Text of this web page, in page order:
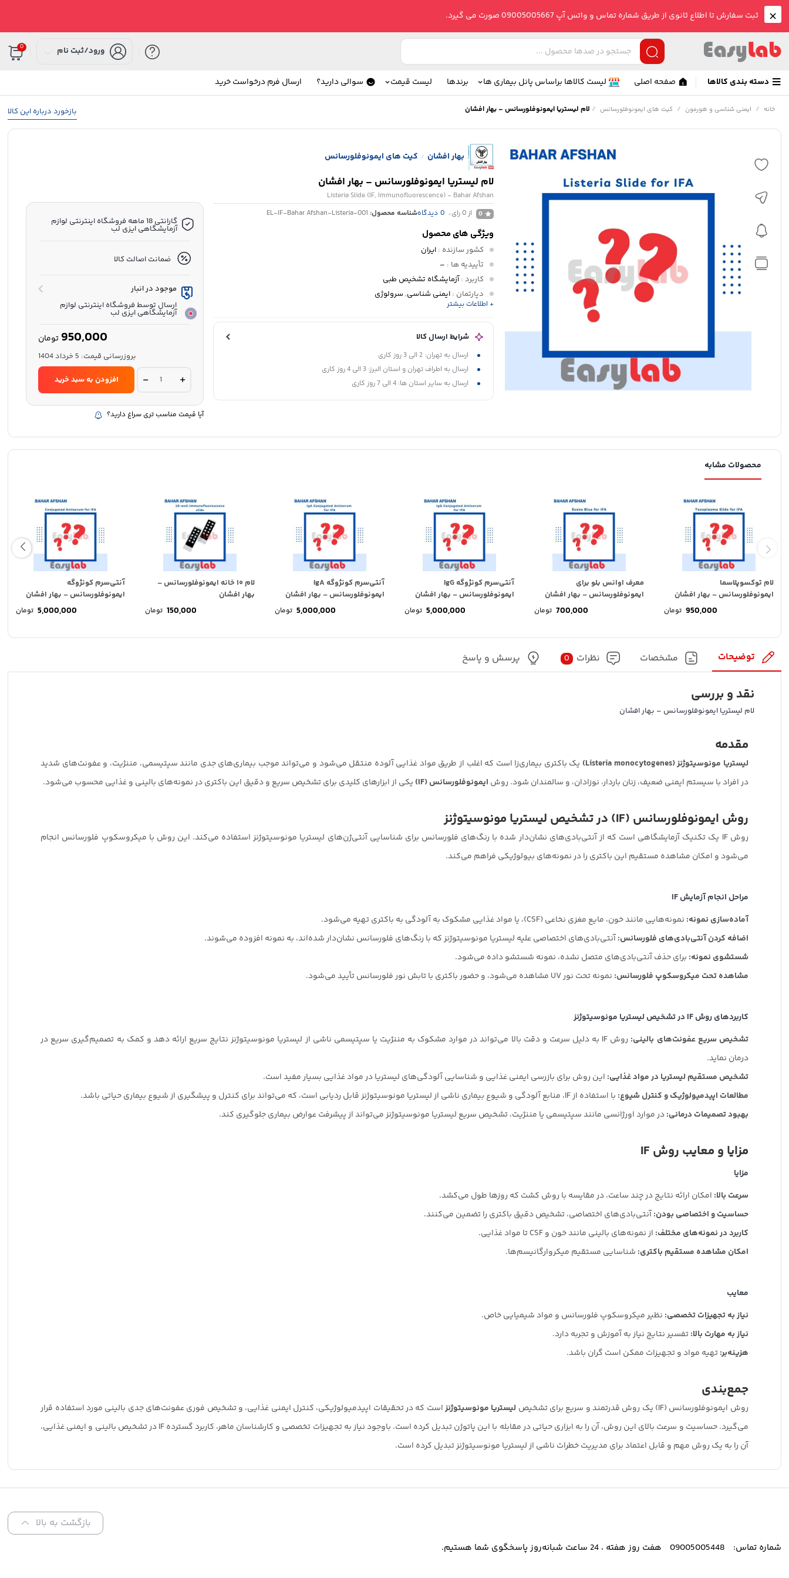
ثبت سفارش تا اطلاع ثانوی از طریق شماره تماس و واتس آپ 09005005667 صورت می گیرد.
ورود/ثبت نام 0
دسته بندی کالاها صفحه اصلی لیست کالاها براساس پانل بیماری ها برندها لیست قیمت سوالی دارید؟ ارسال فرم درخواست خرید
بازخورد درباره این کالا خانه / ایمنی شناسی و هورمون / کیت های ایمونوفلورسانس / لام لیستریا ایمونوفلورسانس – بهار افشان
بهار افشان / کیت های ایمونوفلورسانس
لام لیستریا ایمونوفلورسانس – بهار افشان
Listeria Slide (IF, Immunofluorescence) - Bahar Afshan
0 از 0 رای 0 دیدگاهشناسه محصول: EL-IF-Bahar Afshan-Listeria-001
ویژگی های محصول
کشور سازنده :ایران
تأییدیه ها :
–
کاربرد :آزمایشگاه تشخیص طبی
دپارتمان :ایمنی شناسی, سرولوژی
پانل تشخیصی
+ اطلاعات بیشتر
شرایط ارسال کالا
ارسال به تهران: 2 الی 3 روز کاری
ارسال به اطراف تهران و استان البرز: 3 الی 4 روز کاری
ارسال به سایر استان ها: 4 الی 7 روز کاری
گارانتی 18 ماهه فروشگاه اینترنتی لوازم
آزمایشگاهی ایزی لب
ضمانت اصالت کالا
موجود در انبار
ارسال توسط فروشگاه اینترنتی لوازم
آزمایشگاهی ایزی لب
950,000 تومان
بروزرسانی قیمت: 5 خرداد 1404
لام
لیستریا
ایمونوفلورسانس
-
بهار
quantity
افزودن به سبد خرید
آیا قیمت مناسب تری سراغ دارید؟
محصولات مشابه
لام توکسوپلاسما
ایمونوفلورسانس – بهار افشان
950,000 تومان
معرف اوانس بلو برای
ایمونوفلورسانس – بهار افشان
700,000 تومان
آنتی‌سرم کونژوگه IgG
ایمونوفلورسانس – بهار افشان
5,000,000 تومان
آنتی‌سرم کونژوگه IgA
ایمونوفلورسانس – بهار افشان
5,000,000 تومان
لام ۱۰ خانه ایمونوفلورسانس –
بهار افشان
150,000 تومان
آنتی‌سرم کونژوگه
ایمونوفلورسانس – بهار افشان
5,000,000 تومان
توضیحات مشخصات نظرات 0 پرسش و پاسخ
نقد و بررسی
لام لیستریا ایمونوفلورسانس – بهار افشان
مقدمه
لیستریا مونوسیتوژنز (Listeria monocytogenes
) یک باکتری بیماری‌زا است که اغلب از طریق مواد غذایی آلوده منتقل می‌شود و می‌تواند موجب بیماری‌های جدی مانند سپتیسمی، مننژیت، و عفونت‌های شدید
در افراد با سیستم ایمنی ضعیف، زنان باردار، نوزادان، و سالمندان شود. روش ایمونوفلورسانس (IF
) یکی از ابزارهای کلیدی برای تشخیص سریع و دقیق این باکتری در نمونه‌های بالینی و غذایی محسوب می‌شود.
روش ایمونوفلورسانس (IF) در تشخیص لیستریا مونوسیتوژنز
روش IF یک تکنیک آزمایشگاهی است که از آنتی‌بادی‌های نشان‌دار شده با رنگ‌های فلورسانس برای شناسایی آنتی‌ژن‌های لیستریا مونوسیتوژنز استفاده می‌کند. این روش با میکروسکوپ فلورسانس انجام
می‌شود و امکان مشاهده مستقیم این باکتری را در نمونه‌های بیولوژیکی فراهم می‌کند.
مراحل انجام آزمایشIF
آماده‌سازی نمونه: نمونه‌هایی مانند خون، مایع مغزی نخاعی (CSF)، یا مواد غذایی مشکوک به آلودگی به باکتری تهیه می‌شود.
اضافه کردن آنتی‌بادی‌های فلورسانس:آنتی‌بادی‌های اختصاصی علیه لیستریا مونوسیتوژنز که با رنگ‌های فلورسانس نشان‌دار شده‌اند، به نمونه افزوده می‌شوند.
شستشوی نمونه: برای حذف آنتی‌بادی‌های متصل نشده، نمونه شستشو داده می‌شود.
مشاهده تحت میکروسکوپ فلورسانس: نمونه تحت نور UV مشاهده می‌شود، و حضور باکتری با تابش نور فلورسانس تأیید می‌شود.
کاربردهای روشIF در تشخیص لیستریا مونوسیتوژنز
تشخیص سریع عفونت‌های بالینی:
روش IF به دلیل سرعت و دقت بالا می‌تواند در موارد مشکوک به مننژیت یا سپتیسمی ناشی از لیستریا مونوسیتوژنز نتایج سریع ارائه دهد و کمک به تصمیم‌گیری سریع در
درمان نماید.
تشخیص مستقیم لیستریا در مواد غذایی: این روش برای بازرسی ایمنی غذایی و شناسایی آلودگی‌های لیستریا در مواد غذایی بسیار مفید است.
مطالعات اپیدمیولوژیک و کنترل شیوع: با استفاده از IF، منابع آلودگی و شیوع بیماری ناشی از لیستریا مونوسیتوژنز قابل ردیابی است، که می‌تواند برای کنترل و پیشگیری از شیوع بیماری حیاتی باشد.
بهبود تصمیمات درمانی:در موارد اورژانسی مانند سپتیسمی یا مننژیت، تشخیص سریع لیستریا مونوسیتوژنز می‌تواند از پیشرفت عوارض بیماری جلوگیری کند.
مزایا و معایب روش IF
مزایا
سرعت بالا: امکان ارائه نتایج در چند ساعت، در مقایسه با روش کشت که روزها طول می‌کشد.
حساسیت و اختصاصی بودن:آنتی‌بادی‌های اختصاصی، تشخیص دقیق باکتری را تضمین می‌کنند.
کاربرد در نمونه‌های مختلف: از نمونه‌های بالینی مانند خون و CSF تا مواد غذایی.
امکان مشاهده مستقیم باکتری: شناسایی مستقیم میکروارگانیسم‌ها.
معایب
نیاز به تجهیزات تخصصی: نظیر میکروسکوپ فلورسانس و مواد شیمیایی خاص.
نیاز به مهارت بالا:تفسیر نتایج نیاز به آموزش و تجربه دارد.
هزینه‌بر:تهیه مواد و تجهیزات ممکن است گران باشد.
جمع‌بندی
روش ایمونوفلورسانس (IF) یک روش قدرتمند و سریع برای تشخیص لیستریا مونوسیتوژنزاست که در تحقیقات اپیدمیولوژیکی، کنترل ایمنی غذایی، و تشخیص فوری عفونت‌های جدی بالینی مورد استفاده قرار
می‌گیرد. حساسیت و سرعت بالای این روش، آن را به ابزاری حیاتی در مقابله با این پاتوژن تبدیل کرده است. باوجود نیاز به تجهیزات تخصصی و کارشناسان ماهر، کاربرد گسترده IF در تشخیص بالینی و ایمنی غذایی،
آن را به یک روش مهم و قابل اعتماد برای مدیریت خطرات ناشی از لیستریا مونوسیتوژنز تبدیل کرده است.
بازگشت به بالا
شماره تماس: 09005005448 هفت روز هفته ، 24 ساعت شبانه‌روز پاسخگوی شما هستیم.